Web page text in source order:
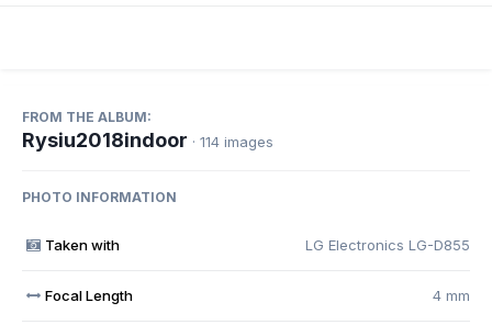
FROM THE ALBUM:
Rysiu2018indoor · 114 images
PHOTO INFORMATION
Taken with LG Electronics LG-D855
Focal Length 4 mm